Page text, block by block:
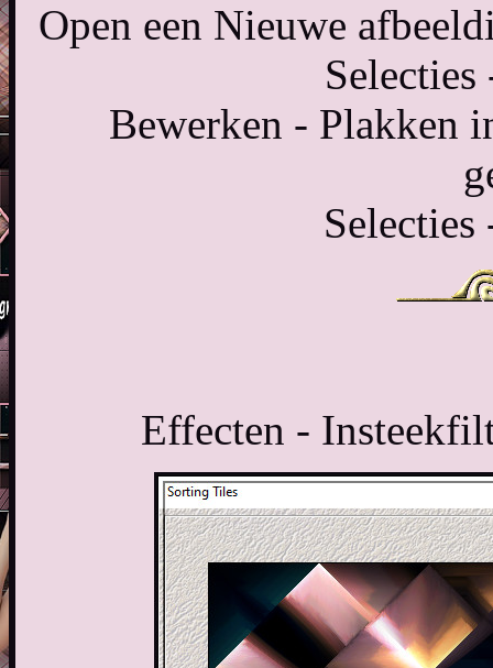
Open een Nieuwe
Bewerken - Plakken
Selecties
Effecten -